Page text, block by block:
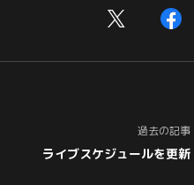
過去の記事
ライブスケジュールを更新